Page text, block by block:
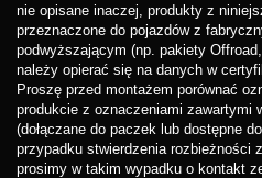
nie opisane inaczej, produkty z
przeznaczone do pojazdów z
podwyższającym (np. pakiety
należy opierać się na danych w
Proszę przed montażem porównać
produkcie z oznaczeniami zawartymi
(dołączane do paczek lub dostępne
przypadku stwierdzenia rozbieżności
prosimy w takim wypadku o kontakt